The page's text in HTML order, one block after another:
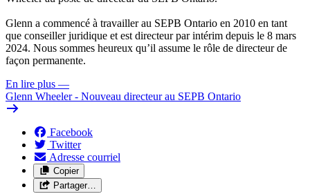
Glenn a commencé à travailler au SEPB Ontario en 2010 en tant
que conseiller juridique et est directeur par intérim depuis le 8 mars
2024. Nous sommes heureux qu’il assume le rôle de directeur de
façon permanente.
En lire plus —
Glenn Wheeler - Nouveau directeur au SEPB Ontario
Facebook
Twitter
Adresse courriel
Copier
Partager…